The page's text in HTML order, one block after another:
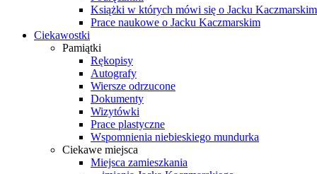
Książki w których mówi się o Jacku Kaczmarskim
Prace naukowe o Jacku Kaczmarskim
Ciekawostki
Pamiątki
Rękopisy
Autografy
Wiersze odrzucone
Dokumenty
Wizytówki
Prace plastyczne
Wspomnienia niebieskiego mundurka
Ciekawe miejsca
Miejsca zamieszkania